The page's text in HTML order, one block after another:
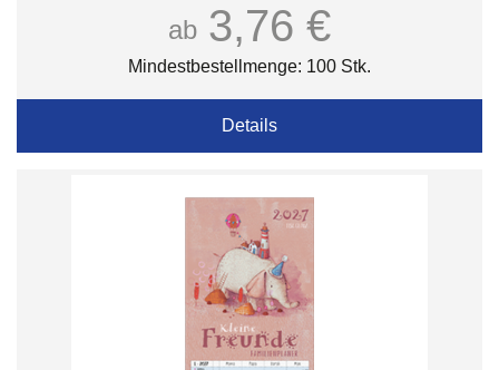
ab 3,76 €
Mindestbestellmenge: 100 Stk.
Details